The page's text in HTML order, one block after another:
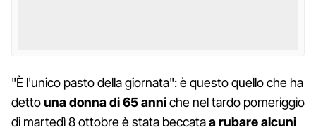
"È l'unico pasto della giornata": è questo quello che ha
dettouna donna di 65 anniche nel tardo pomeriggio
di martedì 8 ottobre è stata beccataa rubare alcuni